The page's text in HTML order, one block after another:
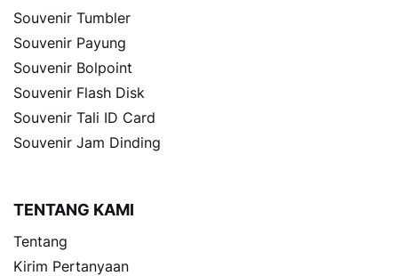
Souvenir Tumbler
Souvenir Payung
Souvenir Bolpoint
Souvenir Flash Disk
Souvenir Tali ID Card
Souvenir Jam Dinding
TENTANG KAMI
Tentang
Kirim Pertanyaan